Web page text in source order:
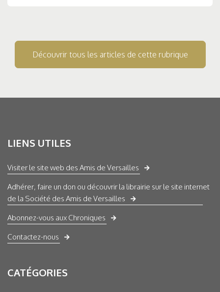
Découvrir tous les articles de cette rubrique
LIENS UTILES
Visiter le site web des Amis de Versailles
Adhérer, faire un don ou découvrir la librairie sur le site internet
de la Société des Amis de Versailles
Abonnez-vous aux Chroniques
Contactez-nous
CATÉGORIES